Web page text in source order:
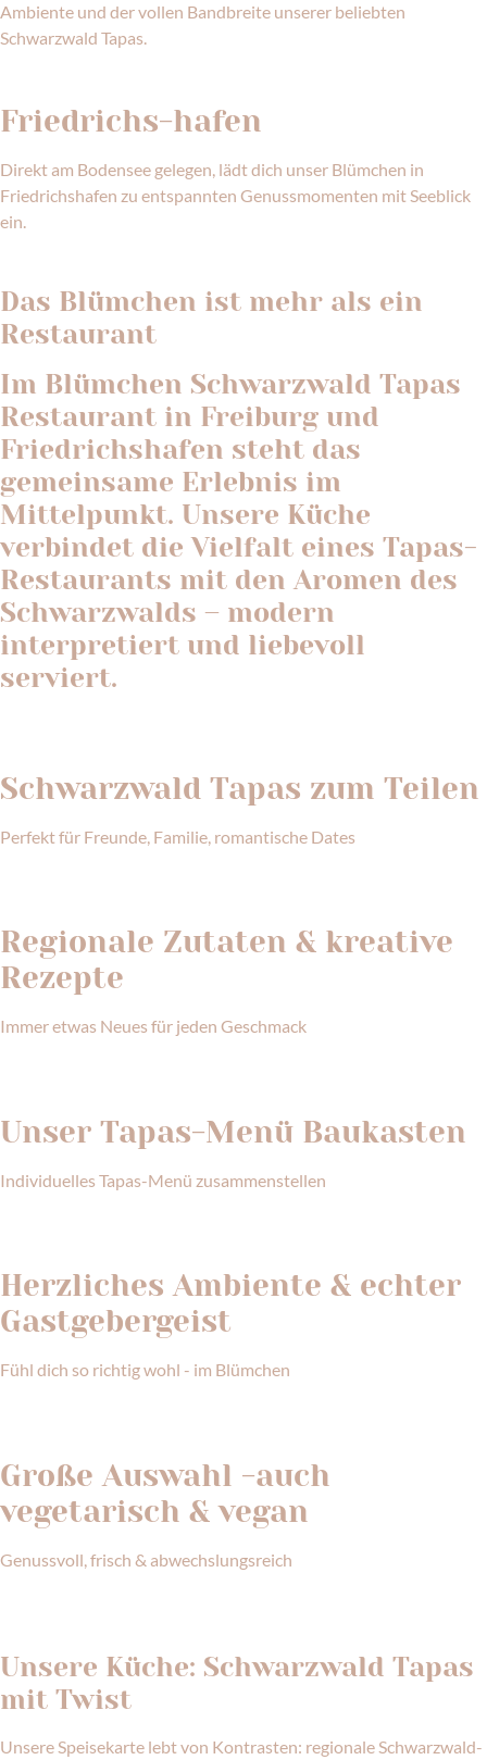
Ambiente und der vollen Bandbreite unserer beliebten
Schwarzwald Tapas.
Friedrichs-hafen
Direkt am Bodensee gelegen, lädt dich unser Blümchen in
Friedrichshafen zu entspannten Genussmomenten mit Seeblick
ein.
Das Blümchen ist mehr als ein
Restaurant
Im Blümchen Schwarzwald Tapas
Restaurant in Freiburg und
Friedrichshafen steht das
gemeinsame Erlebnis im
Mittelpunkt. Unsere Küche
verbindet die Vielfalt eines Tapas-
Restaurants mit den Aromen des
Schwarzwalds – modern
interpretiert und liebevoll
serviert.
Schwarzwald Tapas zum Teilen
Perfekt für Freunde, Familie, romantische Dates
Regionale Zutaten & kreative
Rezepte
Immer etwas Neues für jeden Geschmack
Unser Tapas-Menü Baukasten
Individuelles Tapas-Menü zusammenstellen
Herzliches Ambiente & echter
Gastgebergeist
Fühl dich so richtig wohl - im Blümchen
Große Auswahl -auch
vegetarisch & vegan
Genussvoll, frisch & abwechslungsreich
Unsere Küche: Schwarzwald Tapas
mit Twist
Unsere Speisekarte lebt von Kontrasten: regionale Schwarzwald-